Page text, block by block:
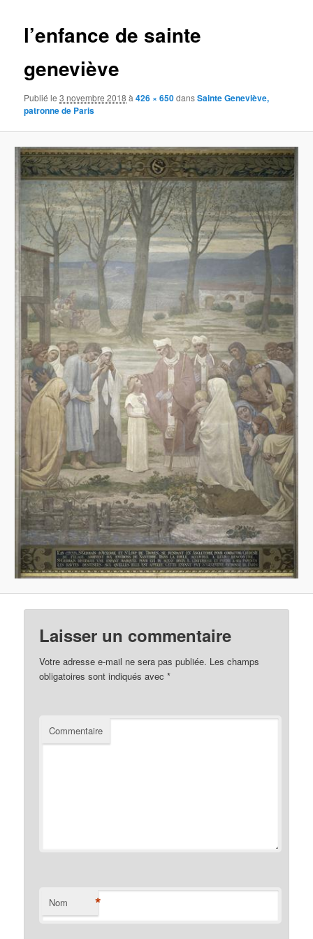
l’enfance de sainte
geneviève
Publié le3 novembre 2018 à426 × 650dansSainte Geneviève,
patronne de Paris
Laisser un commentaire
Votre adresse e-mail ne sera pas publiée. Les champs
obligatoires sont indiqués avec*
Commentaire
Nom *